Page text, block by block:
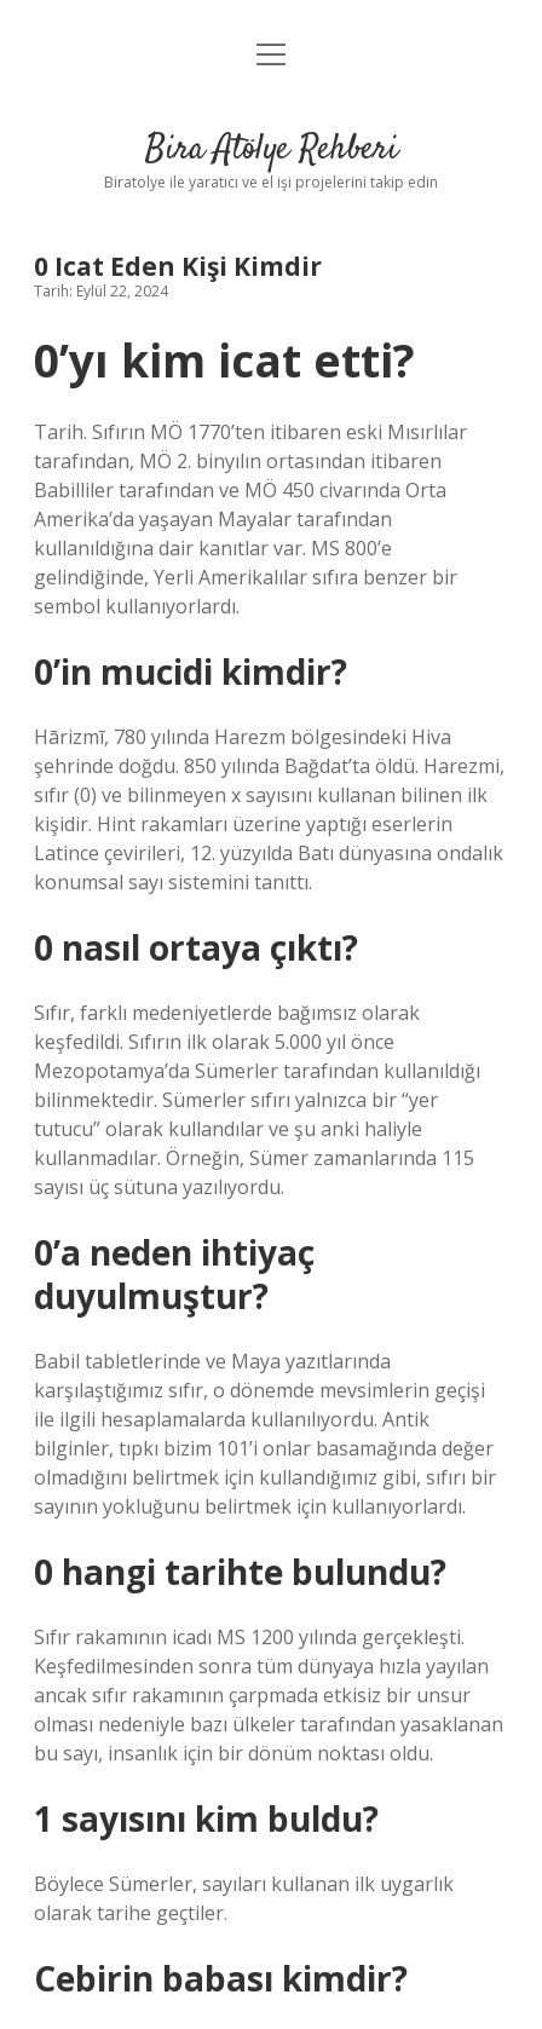
Anasayfa
Yasal Uyarı
menüyü
Bira Atölye Rehberi
Biratolye ile yaratıcı ve el işi projelerini takip edin
0 Icat Eden Kişi Kimdir
Tarih: Eylül 22, 2024
0’yı kim icat etti?
Tarih. Sıfırın MÖ 1770’ten itibaren eski Mısırlılar
tarafından, MÖ 2. binyılın ortasından itibaren
Babilliler tarafından ve MÖ 450 civarında Orta
Amerika’da yaşayan Mayalar tarafından
kullanıldığına dair kanıtlar var. MS 800’e
gelindiğinde, Yerli Amerikalılar sıfıra benzer bir
sembol kullanıyorlardı.
0’in mucidi kimdir?
Hārizmī, 780 yılında Harezm bölgesindeki Hiva
şehrinde doğdu. 850 yılında Bağdat’ta öldü. Harezmi,
sıfır (0) ve bilinmeyen x sayısını kullanan bilinen ilk
kişidir. Hint rakamları üzerine yaptığı eserlerin
Latince çevirileri, 12. yüzyılda Batı dünyasına ondalık
konumsal sayı sistemini tanıttı.
0 nasıl ortaya çıktı?
Sıfır, farklı medeniyetlerde bağımsız olarak
keşfedildi. Sıfırın ilk olarak 5.000 yıl önce
Mezopotamya’da Sümerler tarafından kullanıldığı
bilinmektedir. Sümerler sıfırı yalnızca bir “yer
tutucu” olarak kullandılar ve şu anki haliyle
kullanmadılar. Örneğin, Sümer zamanlarında 115
sayısı üç sütuna yazılıyordu.
0’a neden ihtiyaç
duyulmuştur?
Babil tabletlerinde ve Maya yazıtlarında
karşılaştığımız sıfır, o dönemde mevsimlerin geçişi
ile ilgili hesaplamalarda kullanılıyordu. Antik
bilginler, tıpkı bizim 101’i onlar basamağında değer
olmadığını belirtmek için kullandığımız gibi, sıfırı bir
sayının yokluğunu belirtmek için kullanıyorlardı.
0 hangi tarihte bulundu?
Sıfır rakamının icadı MS 1200 yılında gerçekleşti.
Keşfedilmesinden sonra tüm dünyaya hızla yayılan
ancak sıfır rakamının çarpmada etkisiz bir unsur
olması nedeniyle bazı ülkeler tarafından yasaklanan
bu sayı, insanlık için bir dönüm noktası oldu.
1 sayısını kim buldu?
Böylece Sümerler, sayıları kullanan ilk uygarlık
olarak tarihe geçtiler.
Cebirin babası kimdir?